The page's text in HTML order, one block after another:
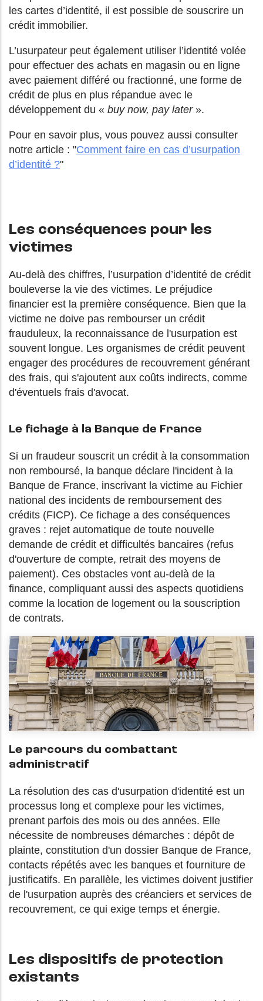
les cartes d’identité, il est possible de souscrire un
crédit immobilier.
L’usurpateur peut également utiliser l’identité volée
pour effectuer des achats en magasin ou en ligne
avec paiement différé ou fractionné, une forme de
crédit de plus en plus répandue avec le
développement du « buy now, pay later».
Pour en savoir plus, vous pouvez aussi consulter
notre article : "Comment faire en cas d’usurpation
d’identité ?"
Les conséquences pour les
victimes
Au-delà des chiffres, l’usurpation d’identité de crédit
bouleverse la vie des victimes. Le préjudice
financier est la première conséquence. Bien que la
victime ne doive pas rembourser un crédit
frauduleux, la reconnaissance de l'usurpation est
souvent longue. Les organismes de crédit peuvent
engager des procédures de recouvrement générant
des frais, qui s'ajoutent aux coûts indirects, comme
d'éventuels frais d'avocat.
Le fichage à la Banque de France
Si un fraudeur souscrit un crédit à la consommation
non remboursé, la banque déclare l'incident à la
Banque de France, inscrivant la victime au Fichier
national des incidents de remboursement des
crédits (FICP). Ce fichage a des conséquences
graves : rejet automatique de toute nouvelle
demande de crédit et difficultés bancaires (refus
d'ouverture de compte, retrait des moyens de
paiement). Ces obstacles vont au-delà de la
finance, compliquant aussi des aspects quotidiens
comme la location de logement ou la souscription
de contrats.
Le parcours du combattant
administratif
La résolution des cas d'usurpation d'identité est un
processus long et complexe pour les victimes,
prenant parfois des mois ou des années. Elle
nécessite de nombreuses démarches : dépôt de
plainte, constitution d'un dossier Banque de France,
contacts répétés avec les banques et fourniture de
justificatifs. En parallèle, les victimes doivent justifier
de l'usurpation auprès des créanciers et services de
recouvrement, ce qui exige temps et énergie.
Les dispositifs de protection
existants